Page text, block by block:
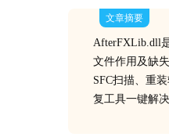
文章摘要
AfterFXLib.dll
文件作用及缺
SFC扫描、重
复工具一键解